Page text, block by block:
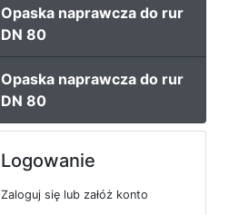
Opaska naprawcza do rur
DN 80
Opaska naprawcza do rur
DN 80
Logowanie
Zaloguj się lub załóż konto